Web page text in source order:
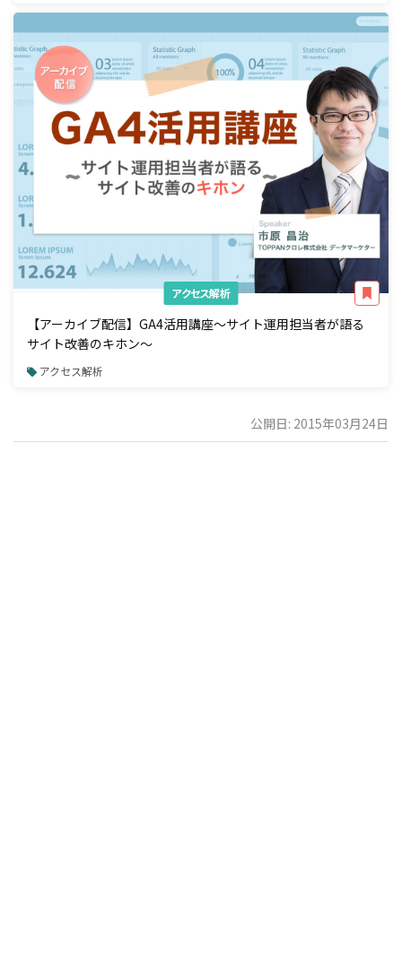
アクセス解析
【アーカイブ配信】GA4活用講座～サイト運用担当者が語る
サイト改善のキホン～
アクセス解析
公開日: 2015年03月24日